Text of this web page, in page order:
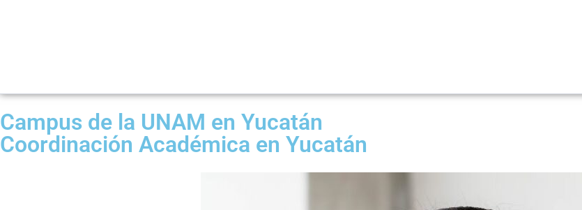
Campus de la UNAM en Yucatán
Coordinación Académica en Yucatán